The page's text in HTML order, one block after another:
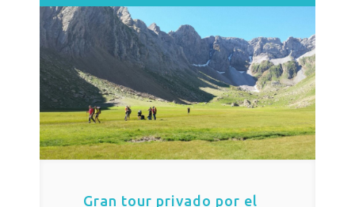
Gran tour privado por el